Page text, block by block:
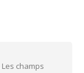
Les champs